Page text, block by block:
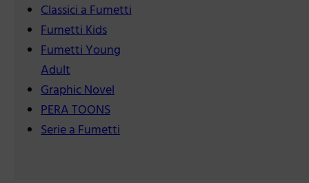
Classici a Fumetti
Fumetti Kids
Fumetti Young
Adult
Graphic Novel
PERA TOONS
Serie a Fumetti